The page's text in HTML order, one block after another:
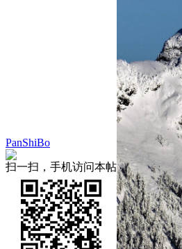
PanShiBo
扫一扫，手机访问本帖